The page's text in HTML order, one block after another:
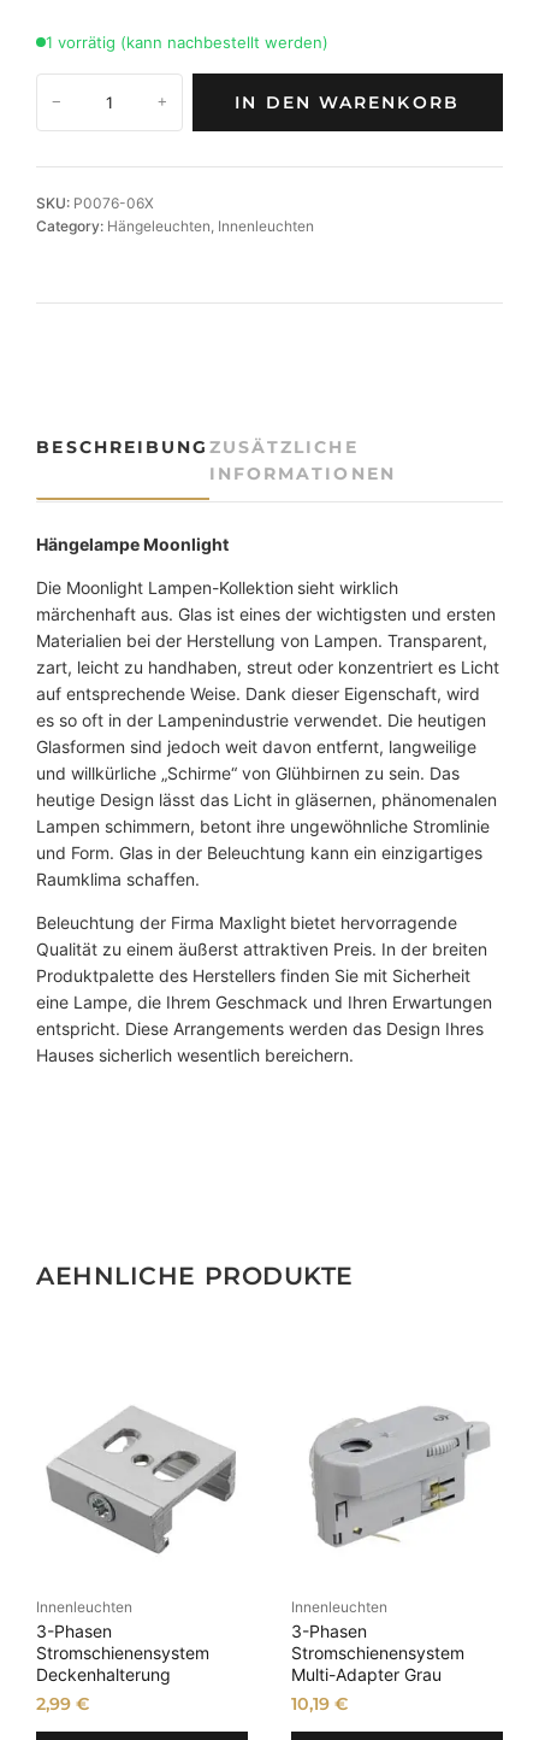
1 vorrätig (kann nachbestellt werden)
N
I
T
L
P
G
R
O
ß
M
e
n
g
e
− + IN DEN WARENKORB
SKU: P0076-06X
Category: Hängeleuchten Innenleuchten
BESCHREIBUNG ZUSÄTZLICHE
INFORMATIONEN
Hängelampe Moonlight
Die Moonlight Lampen-Kollektion sieht wirklich
märchenhaft aus. Glas ist eines der wichtigsten und ersten
Materialien bei der Herstellung von Lampen. Transparent,
zart, leicht zu handhaben, streut oder konzentriert es Licht
auf entsprechende Weise. Dank dieser Eigenschaft, wird
es so oft in der Lampenindustrie verwendet. Die heutigen
Glasformen sind jedoch weit davon entfernt, langweilige
und willkürliche „Schirme“ von Glühbirnen zu sein. Das
heutige Design lässt das Licht in gläsernen, phänomenalen
Lampen schimmern, betont ihre ungewöhnliche Stromlinie
und Form. Glas in der Beleuchtung kann ein einzigartiges
Raumklima schaffen.
Beleuchtung der Firma Maxlight bietet hervorragende
Qualität zu einem äußerst attraktiven Preis. In der breiten
Produktpalette des Herstellers finden Sie mit Sicherheit
eine Lampe, die Ihrem Geschmack und Ihren Erwartungen
entspricht. Diese Arrangements werden das Design Ihres
Hauses sicherlich wesentlich bereichern.
AEHNLICHE PRODUKTE
Innenleuchten
3-Phasen
Stromschienensystem
Deckenhalterung
2,99€
Innenleuchten
3-Phasen
Stromschienensystem
Multi-Adapter Grau
10,19 €